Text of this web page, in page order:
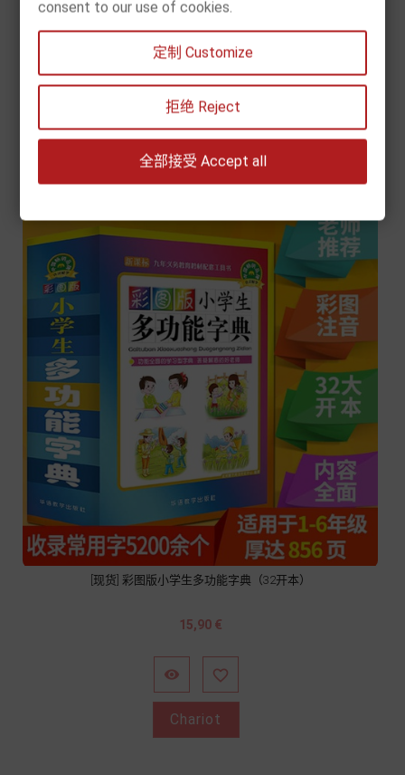
[现货] 新华字典（双色本）
Prix10,90 €
 
[现货] 彩图版小学生多功能字典（32开本）
Prix
15,90 €
 
Chariot
consent to our use of cookies.
定制 Customize
拒绝 Reject
全部接受 Accept all